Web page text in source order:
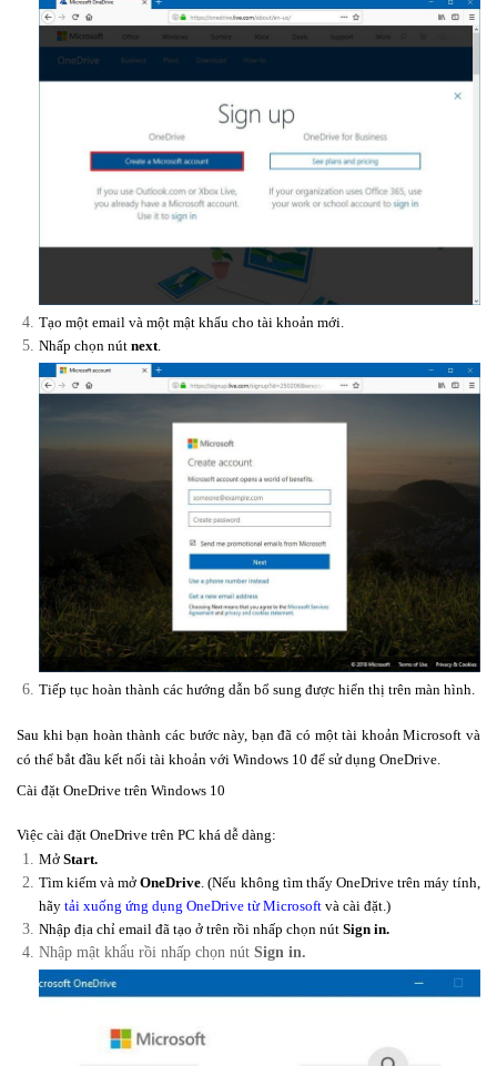
Tạo một email và một mật khẩu cho tài khoản mới.
Nhấp chọn nút next
Tiếp tục hoàn thành các hướng dẫn bổ sung được hiển thị trên màn hình.
Sau khi bạn hoàn thành các bước này, bạn đã có một tài khoản Microsoft và
có thể bắt đầu kết nối tài khoản với Windows 10 để sử dụng OneDrive.
Cài đặt OneDrive trên Windows 10
Việc cài đặt OneDrive trên PC khá dễ dàng:
Mở Start.
Tìm kiếm và mởOneDrive. (Nếu không tìm thấy OneDrive trên máy tính,
hãy tải xuống ứng dụng OneDrive từ Microsoft và cài đặt.)
Nhập địa chỉ email đã tạo ở trên rồi nhấp chọn nút Sign in.
Nhập mật khẩu rồi nhấp chọn nút Sign in.